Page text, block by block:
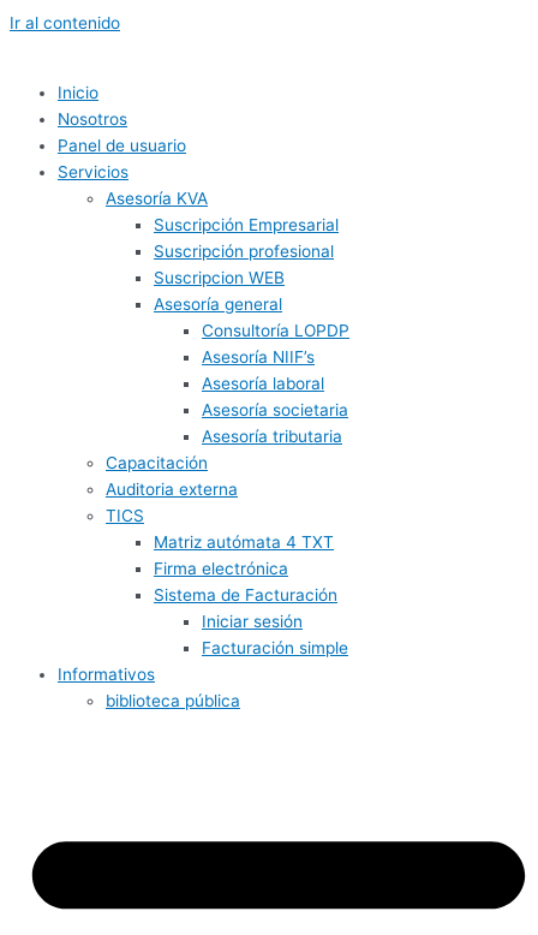
Ir al contenido
Inicio
Nosotros
Panel de usuario
Servicios
Asesoría KVA
Suscripción Empresarial
Suscripción profesional
Suscripcion WEB
Asesoría general
Consultoría LOPDP
Asesoría NIIF’s
Asesoría laboral
Asesoría societaria
Asesoría tributaria
Capacitación
Auditoria externa
TICS
Matriz autómata 4 TXT
Firma electrónica
Sistema de Facturación
Iniciar sesión
Facturación simple
Informativos
biblioteca pública